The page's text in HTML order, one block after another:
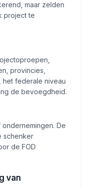
maar zelden
project te
provincies,
het federale niveau
de bevoegdheid.
De
schenker
de FOD
van